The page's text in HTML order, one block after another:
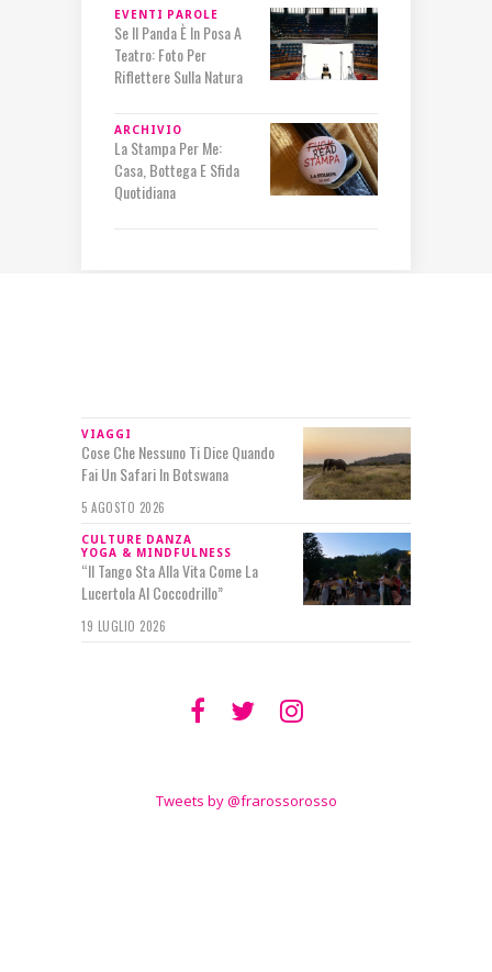
EVENTI PAROLE
Se Il Panda È In Posa A
Teatro: Foto Per
Riflettere Sulla Natura
ARCHIVIO
La Stampa Per Me:
Casa, Bottega E Sfida
Quotidiana
VIAGGI
Cose Che Nessuno Ti Dice Quando
Fai Un Safari In Botswana
5 AGOSTO 2026
CULTURE DANZA
YOGA & MINDFULNESS
“Il Tango Sta Alla Vita Come La
Lucertola Al Coccodrillo”
19 LUGLIO 2026
Tweets by @frarossorosso